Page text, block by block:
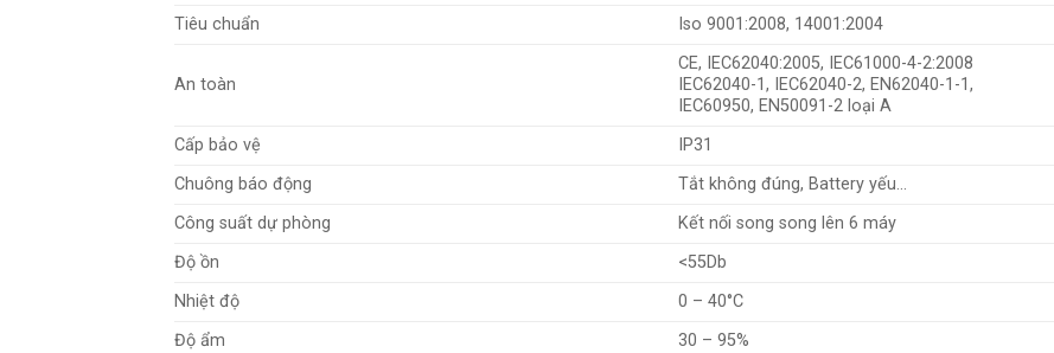
Tiêu chuẩn
Iso 9001:2008, 14001:2004
An toàn
CE, IEC62040:2005, IEC61000-4-2:2008
IEC62040-1, IEC62040-2, EN62040-1-1,
IEC60950, EN50091-2 loại A
Cấp bảo vệ
IP31
Chuông báo động
Tắt không đúng, Battery yếu…
Công suất dự phòng
Kết nối song song lên 6 máy
Độ ồn
<55Db
Nhiệt độ
0 – 40°C
Độ ẩm
30 – 95%